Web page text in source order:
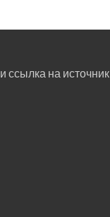
ссылка на источник